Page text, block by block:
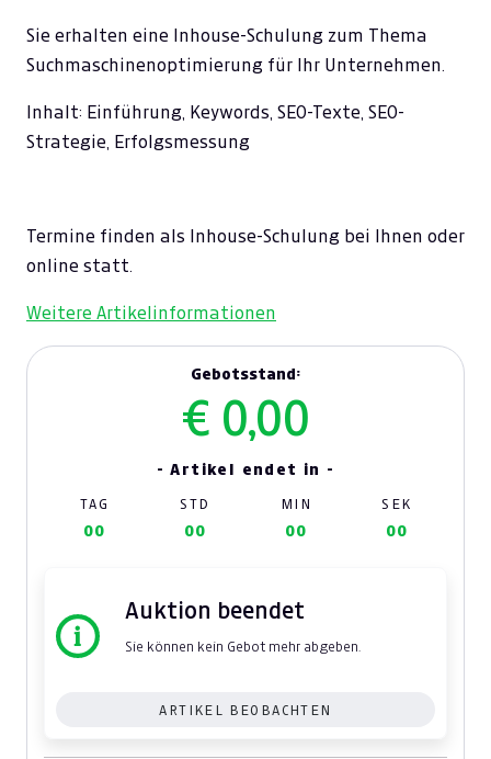
Sie erhalten eine Inhouse-Schulung zum Thema
Suchmaschinenoptimierung für Ihr Unternehmen.
Inhalt: Einführung, Keywords, SEO-Texte, SEO-
Strategie, Erfolgsmessung
Termine finden als Inhouse-Schulung bei Ihnen oder
online statt.
Weitere Artikelinformationen
Gebotsstand:
€ 0,00
- Artikel endet in -
TAG STD MIN SEK
00 00 00 00
Auktion beendet
Sie können kein Gebot mehr abgeben.
ARTIKEL BEOBACHTEN